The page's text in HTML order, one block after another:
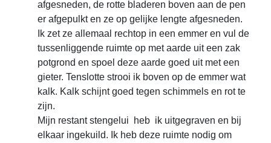
afgesneden, de rotte bladeren boven aan de pen
er afgepulkt en ze op gelijke lengte afgesneden.
Ik zet ze allemaal rechtop in een emmer en vul de
tussenliggende ruimte op met aarde uit een zak
potgrond en spoel deze aarde goed uit met een
gieter. Tenslotte strooi ik boven op de emmer wat
kalk. Kalk schijnt goed tegen schimmels en rot te
zijn.
Mijn restant stengelui heb ik uitgegraven en bij
elkaar ingekuild. Ik heb deze ruimte nodig om